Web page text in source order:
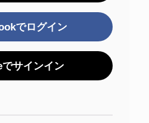
でログイン
サインイン